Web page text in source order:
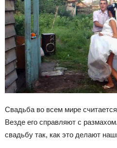
Свадьба во всем мире
Везде его справляют с
свадьбу так, как это делают